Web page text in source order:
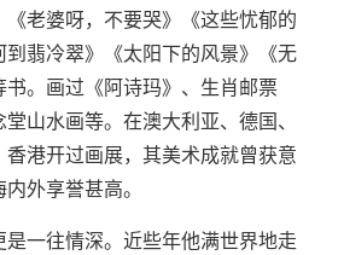
老婆呀，不要哭》《这些忧郁的
翡冷翠》《太阳下的风景》《无
。画过《阿诗玛》、生肖邮票
山水画等。在澳大利亚、德国、
港开过画展，其美术成就曾获意
外享誉甚高。
一往情深。近些年他满世界地走